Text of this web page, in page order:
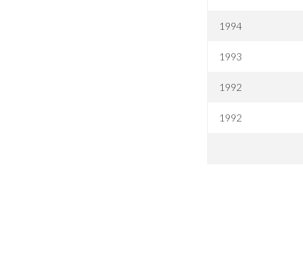
1994
1993
1992
1992